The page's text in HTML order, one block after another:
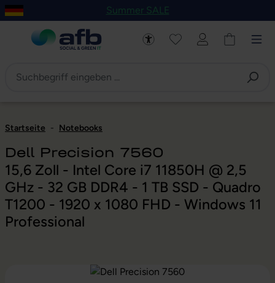
Hauptinhalt springen
Zur Navigation der B2B-Plattform springen
Summer SALE
Startseite - Notebooks
Dell Precision 7560
15,6 Zoll - Intel Core i7 11850H @ 2,5
GHz - 32 GB DDR4 - 1 TB SSD - Quadro
T1200 - 1920 x 1080 FHD - Windows 11
Professional
Bildergalerie überspringen